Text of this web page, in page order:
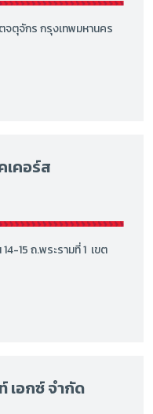
ตุจักร กรุงเทพมหานคร
คอร์ส
15 ถ.พระรามที่ 1 เขต
เอกซ์ จำกัด